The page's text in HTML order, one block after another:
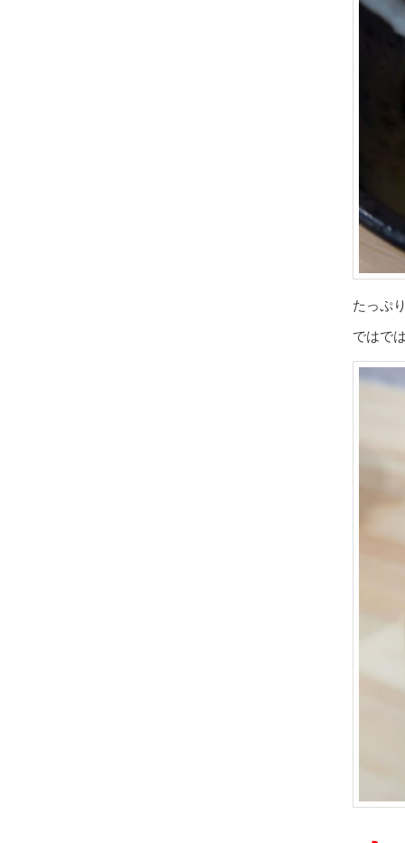
たっぷ
ではで